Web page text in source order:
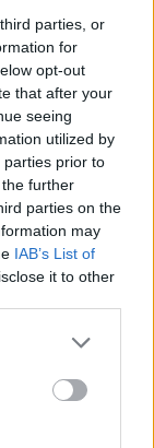
parties, or
for
opt-out
that after your
seeing
utilized by
parties prior to
further
parties on the
may
IAB’s List of
it to other
τα
Δασών για
τόπους
όπου
τις
πρέπει να
πλήρες και
ιδιαίτερα
για μια
γύρω από τα
ως
φυσική
απέναντι στις